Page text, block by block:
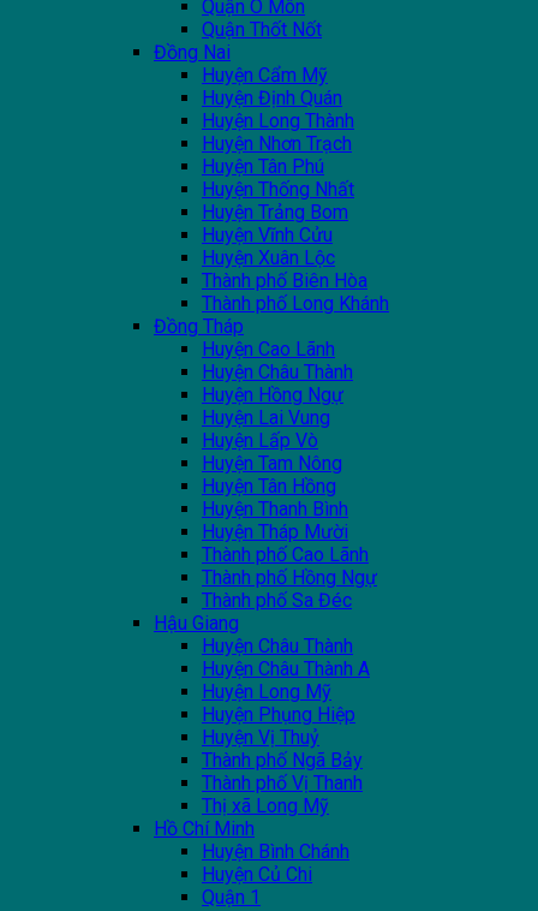
Quận Ô Môn
Quận Thốt Nốt
Đồng Nai
Huyện Cẩm Mỹ
Huyện Định Quán
Huyện Long Thành
Huyện Nhơn Trạch
Huyện Tân Phú
Huyện Thống Nhất
Huyện Trảng Bom
Huyện Vĩnh Cửu
Huyện Xuân Lộc
Thành phố Biên Hòa
Thành phố Long Khánh
Đồng Tháp
Huyện Cao Lãnh
Huyện Châu Thành
Huyện Hồng Ngự
Huyện Lai Vung
Huyện Lấp Vò
Huyện Tam Nông
Huyện Tân Hồng
Huyện Thanh Bình
Huyện Tháp Mười
Thành phố Cao Lãnh
Thành phố Hồng Ngự
Thành phố Sa Đéc
Hậu Giang
Huyện Châu Thành
Huyện Châu Thành A
Huyện Long Mỹ
Huyện Phụng Hiệp
Huyện Vị Thuỷ
Thành phố Ngã Bảy
Thành phố Vị Thanh
Thị xã Long Mỹ
Hồ Chí Minh
Huyện Bình Chánh
Huyện Củ Chi
Quận 1